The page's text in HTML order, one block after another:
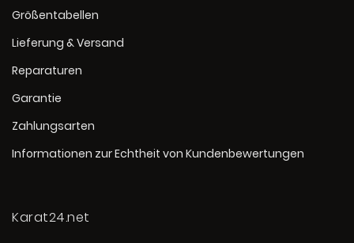
Größentabellen
Lieferung & Versand
Reparaturen
Garantie
Zahlungsarten
Informationen zur Echtheit von Kundenbewertungen
Karat24.net